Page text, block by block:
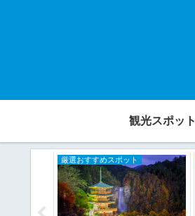
観光スポット
厳選おすすめスポット